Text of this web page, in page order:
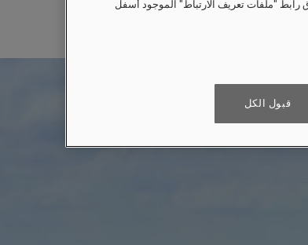
"ملفات تعريف الارتباط" الموجود أسفل
قبول الكل